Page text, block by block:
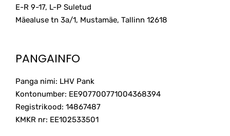
E-R 9-17, L-P Suletud
Mäealuse tn 3a/1, Mustamäe, Tallinn 12618
PANGAINFO
Panga nimi: LHV Pank
Kontonumber: EE907700771004368394
Registrikood: 14867487
KMKR nr: EE102533501